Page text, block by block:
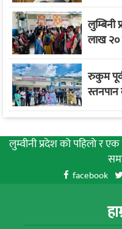
लुम्बिनी
लाख २०
रुकुम
लुम्वीनी प्रदेश को पहिलाे र एक
facebook